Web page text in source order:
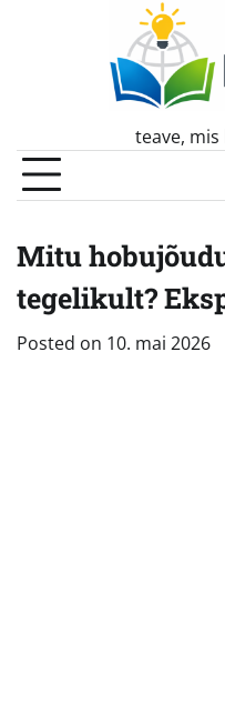
teave,
Mitu
tegelikult?
Posted on 10. mai 2026